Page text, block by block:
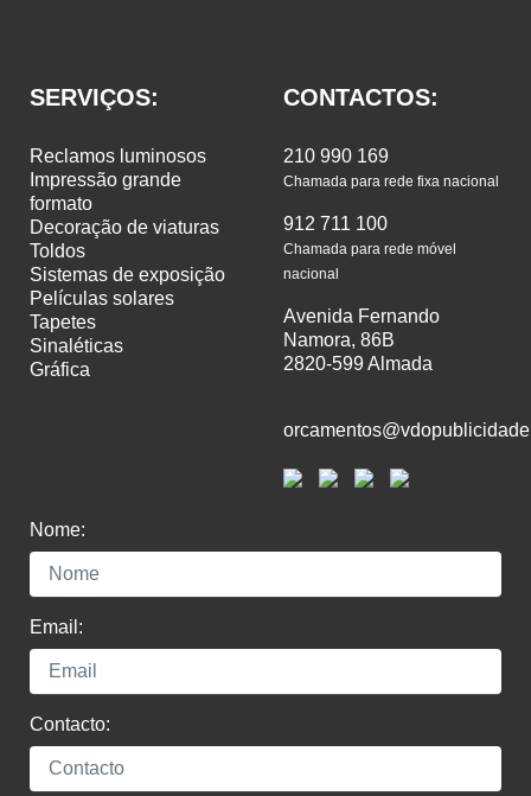
SERVIÇOS:
reclamos luminosos
formato
decoração de viaturas
toldos
sistemas de exposição
películas solares
tapetes
sinaléticas
gráfica
CONTACTOS:
210 990 169
Chamada para rede fixa nacional
912 711 100
Chamada para rede móvel
nacional
Avenida Fernando
Namora, 86B
2820-599 Almada
Nome:
Email:
Contacto: